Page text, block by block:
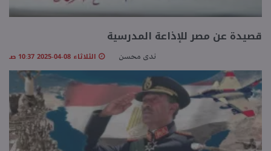
قصيدة عن مصر للإذاعة المدرسية
ندى محسن الثلاثاء 08-04-2025 10:37 صـ